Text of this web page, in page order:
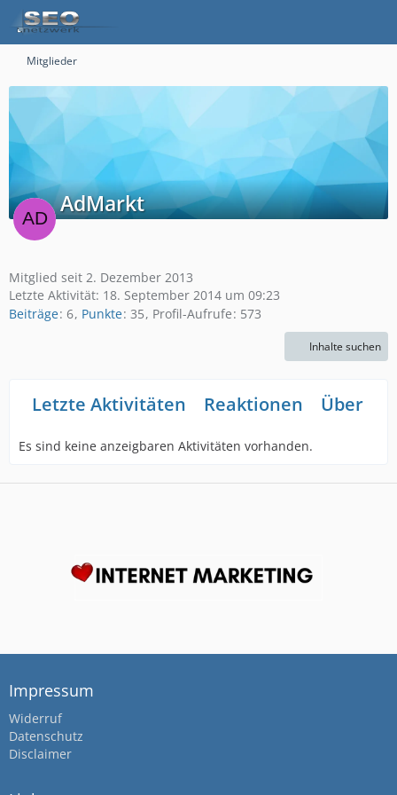
Mitglieder
AdMarkt
Mitglied seit 2. Dezember 2013
Letzte Aktivität: 18. September 2014 um 09:23
Beiträge 6 Punkte 35 Profil-Aufrufe 573
Inhalte suchen
Letzte Aktivitäten Reaktionen Über
Es sind keine anzeigbaren Aktivitäten vorhanden.
Impressum
Widerruf
Datenschutz
Disclaimer